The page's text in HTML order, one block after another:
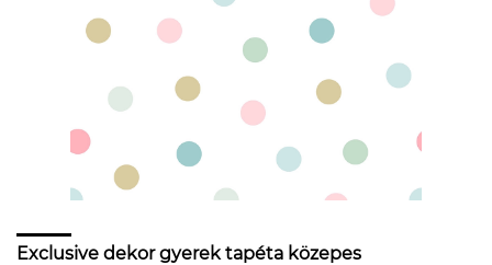
Exclusive dekor gyerek tapéta közepes